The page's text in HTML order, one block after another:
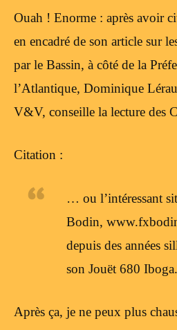
Ouah ! Enorme : après avoir
en encadré de son article sur
par le Bassin, à côté de la
l’Atlantique, Dominique
V&V, conseille la lecture des
Citation :
… ou l’intéressant
Bodin,
depuis des années
son Jouët 680 Iboga.
Après ça, je ne peux plus